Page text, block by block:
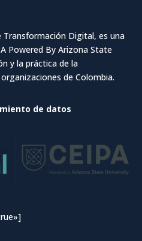
Transformación Digital, es una
Powered By Arizona State
y la práctica de la
de Colombia.
de datos